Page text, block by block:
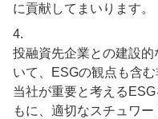
に貢献してまいります。
4.
投融資先企業との建設
いて、ESGの観点も含
当社が重要と考える
もに、適切なスチュワー